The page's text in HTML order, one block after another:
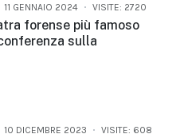
11 GENNAIO 2024 VISITE: 2720
forense più famoso
sulla
10 DICEMBRE 2023 VISITE: 608